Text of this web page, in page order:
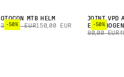
-50%
OTOCON MTB HELM
300,00 EUR150,00 EUR -50%
JOINT VPD
80,00 EUR